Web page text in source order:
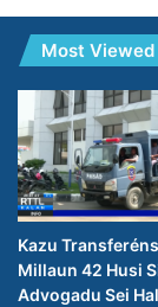
Most Viewed
Kazu
Millaun 42 Husi
Advogadu Sei